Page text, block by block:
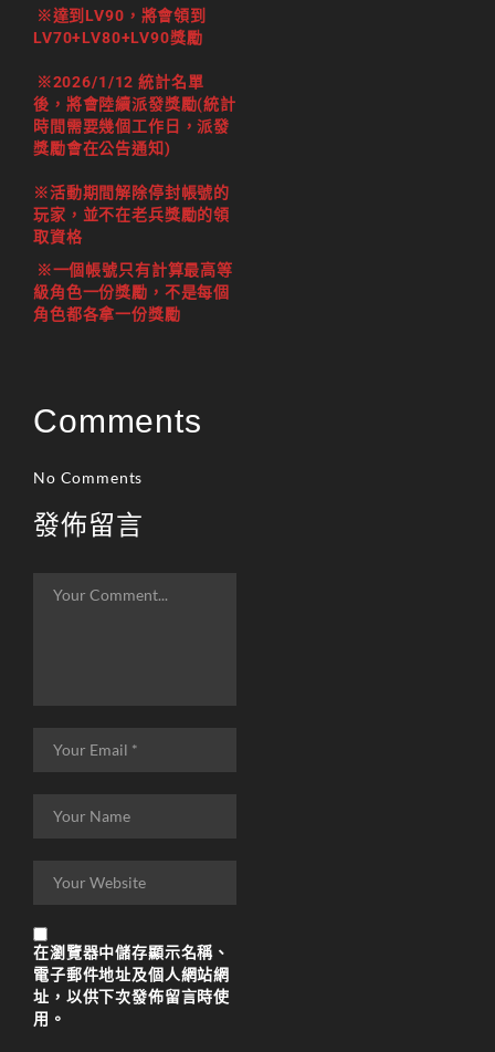
※達到LV90，將會領到
LV70+LV80+LV90獎勵
※2026/1/12 統計名單
後，將會陸續派發獎勵(統計
時間需要幾個工作日，派發
獎勵會在公告通知)
※活動期間解除停封帳號的
玩家，並不在老兵獎勵的領
取資格
※一個帳號只有計算最高等
級角色一份獎勵，不是每個
角色都各拿一份獎勵
Comments
No Comments
發佈留言
在瀏覽器中儲存顯示名稱、
電子郵件地址及個人網站網
址，以供下次發佈留言時使
用。